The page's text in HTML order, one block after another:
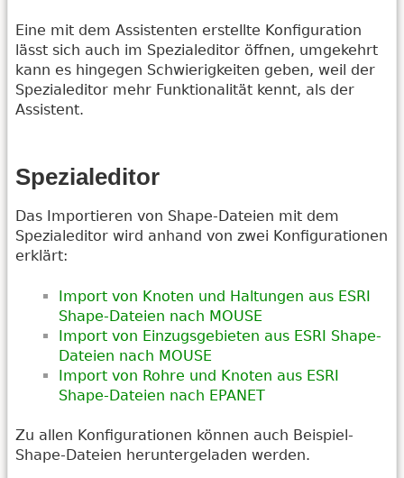
Eine mit dem Assistenten erstellte Konfiguration
lässt sich auch im Spezialeditor öffnen, umgekehrt
kann es hingegen Schwierigkeiten geben, weil der
Spezialeditor mehr Funktionalität kennt, als der
Assistent.
Spezialeditor
Das Importieren von Shape-Dateien mit dem
Spezialeditor wird anhand von zwei Konfigurationen
erklärt:
Import von Knoten und Haltungen aus ESRI
Shape-Dateien nach MOUSE
Import von Einzugsgebieten aus ESRI Shape-
Dateien nach MOUSE
Import von Rohre und Knoten aus ESRI
Shape-Dateien nach EPANET
Zu allen Konfigurationen können auch Beispiel-
Shape-Dateien heruntergeladen werden.